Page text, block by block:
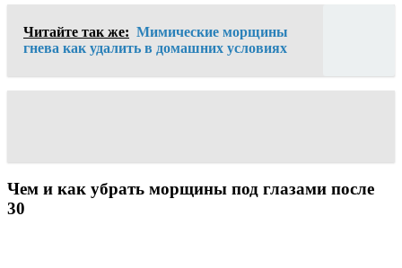
Читайте так же: Мимические морщины
гнева как удалить в домашних условиях
Чем и как убрать морщины под глазами после
30